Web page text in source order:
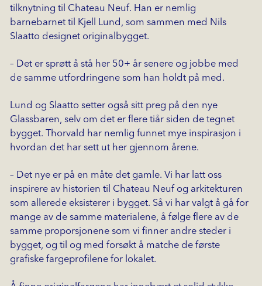
tilknytning til Chateau Neuf. Han er nemlig
barnebarnet til Kjell Lund, som sammen med Nils
Slaatto designet originalbygget.
– Det er sprøtt å stå her 50+ år senere og jobbe med
de samme utfordringene som han holdt på med.
Lund og Slaatto setter også sitt preg på den nye
Glassbaren, selv om det er flere tiår siden de tegnet
bygget. Thorvald har nemlig funnet mye inspirasjon i
hvordan det har sett ut her gjennom årene.
– Det nye er på en måte det gamle. Vi har latt oss
inspirere av historien til Chateau Neuf og arkitekturen
som allerede eksisterer i bygget. Så vi har valgt å gå for
mange av de samme materialene, å følge flere av de
samme proporsjonene som vi finner andre steder i
bygget, og til og med forsøkt å matche de første
grafiske fargeprofilene for lokalet.